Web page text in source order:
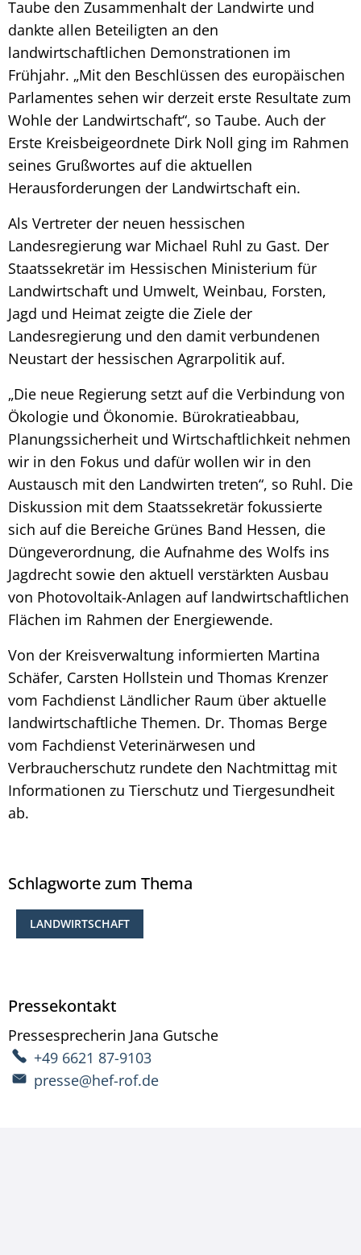
Taube den Zusammenhalt der Landwirte und
dankte allen Beteiligten an den
landwirtschaftlichen Demonstrationen im
Frühjahr. „Mit den Beschlüssen des europäischen
Parlamentes sehen wir derzeit erste Resultate zum
Wohle der Landwirtschaft“, so Taube. Auch der
Erste Kreisbeigeordnete Dirk Noll ging im Rahmen
seines Grußwortes auf die aktuellen
Herausforderungen der Landwirtschaft ein.
Als Vertreter der neuen hessischen
Landesregierung war Michael Ruhl zu Gast. Der
Staatssekretär im Hessischen Ministerium für
Landwirtschaft und Umwelt, Weinbau, Forsten,
Jagd und Heimat zeigte die Ziele der
Landesregierung und den damit verbundenen
Neustart der hessischen Agrarpolitik auf.
„Die neue Regierung setzt auf die Verbindung von
Ökologie und Ökonomie. Bürokratieabbau,
Planungssicherheit und Wirtschaftlichkeit nehmen
wir in den Fokus und dafür wollen wir in den
Austausch mit den Landwirten treten“, so Ruhl. Die
Diskussion mit dem Staatssekretär fokussierte
sich auf die Bereiche Grünes Band Hessen, die
Düngeverordnung, die Aufnahme des Wolfs ins
Jagdrecht sowie den aktuell verstärkten Ausbau
von Photovoltaik-Anlagen auf landwirtschaftlichen
Flächen im Rahmen der Energiewende.
Von der Kreisverwaltung informierten Martina
Schäfer, Carsten Hollstein und Thomas Krenzer
vom Fachdienst Ländlicher Raum über aktuelle
landwirtschaftliche Themen. Dr. Thomas Berge
vom Fachdienst Veterinärwesen und
Verbraucherschutz rundete den Nachtmittag mit
Informationen zu Tierschutz und Tiergesundheit
ab.
Schlagworte zum Thema
LANDWIRTSCHAFT
Pressekontakt
Pressesprecherin Jana Gutsche
+49 6621 87-9103
presse@hef-rof.de